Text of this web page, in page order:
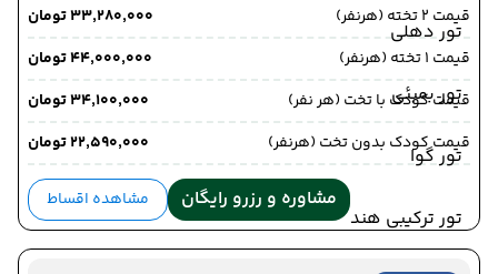
تور دهلی
تور بمبئی
تور گوا
تور ترکیبی هند
قیمت 2 تخته (هرنفر)
۳۳٬۲۸۰٬۰۰۰ تومان
قیمت 1 تخته (هرنفر)
۴۴٬۰۰۰٬۰۰۰ تومان
قیمت کودک با تخت (هر نفر)
۳۴٬۱۰۰٬۰۰۰ تومان
قیمت کودک بدون تخت (هرنفر)
۲۲٬۵۹۰٬۰۰۰ تومان
مشاوره و رزرو رایگان مشاهده اقساط